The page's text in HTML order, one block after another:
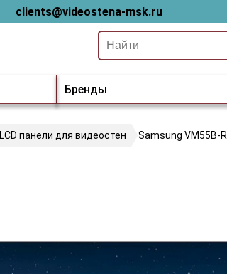
clients@videostena-msk.ru
Бренды
LCD панели для видеостен Samsung VM55B-R